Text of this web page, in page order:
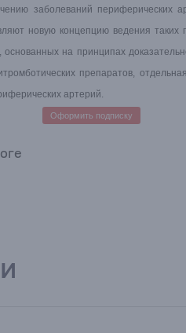
заболеваний периферических
новую концепцию ведения таких
основанных на принципах
препаратов,
артерий.
Оформить подписку